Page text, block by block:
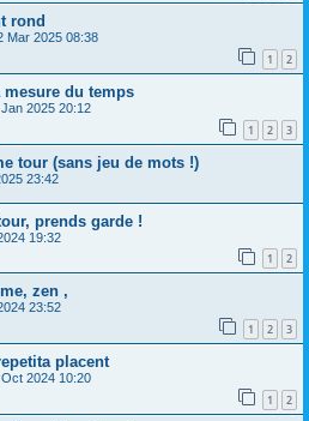
rond
Mar 2025 08:38
1 2
mesure du temps
2025 20:12
1 2 3
tour (sans jeu de mots !)
23:42
prends garde !
19:32
1 2
zen ,
23:52
1 2 3
placent
2024 10:20
1 2